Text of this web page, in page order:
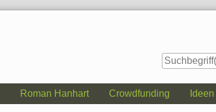
Roman Hanhart Crowdfunding Ideen